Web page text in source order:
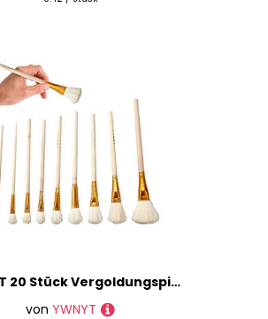
YWNYT 20 Stück Vergoldungspinsel-Set, Goldblatt-Farbpinsel, Ziegenhaar-Pinsel, 10 Größen, Metallic-Folienflocken, Pinsel für Goldfolie, Goldblattblätter, Kunsthandwerksbedarf
von YWNYT